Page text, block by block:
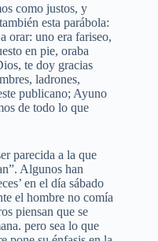
como justos, y
esta parábola:
orar: uno era fariseo,
en pie, oraba
te doy gracias
ladrones,
publicano; Ayuno
de todo lo que
parecida a la que
Algunos han
en el día sábado
el hombre no comía
piensan que se
pero sea lo que